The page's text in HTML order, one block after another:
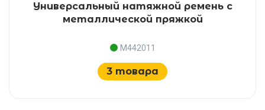
Универсальный натяжной ремень с
металлической пряжкой
M442011
3 товара